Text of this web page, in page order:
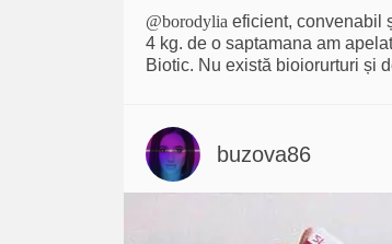
@borodylia eficient, convenabil
4 kg. de o saptamana am
Biotic. Nu există bioiorurturi și
buzova86